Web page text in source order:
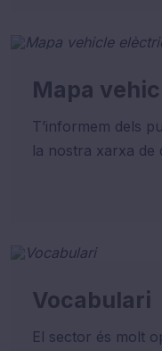
Mapa
T’informem dels
la nostra xarxa de
Vocabulari
El sector és molt